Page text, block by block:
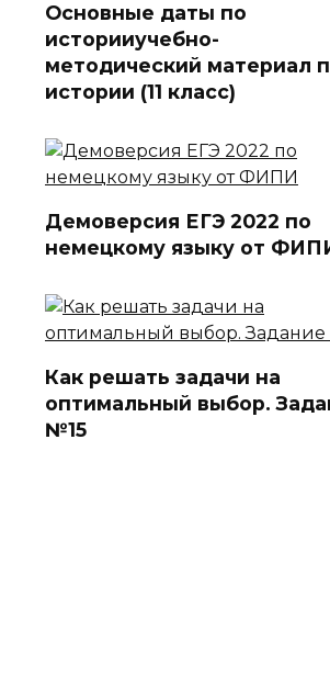
Основные даты по
историиучебно-
методический материал
истории (11 класс)
Демоверсия ЕГЭ 2022 по
немецкому языку от
Как решать задачи на
оптимальный выбор.
№15